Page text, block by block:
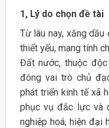
1, Lý do chọn đề tài
Từ lâu nay, xăng
thiết yếu, mang tính
Đất nước, thuộc độc
đóng vai trò chủ
phát triển kinh tế xã
phục vụ đắc lực và
nghiệp hoá, hiện đại